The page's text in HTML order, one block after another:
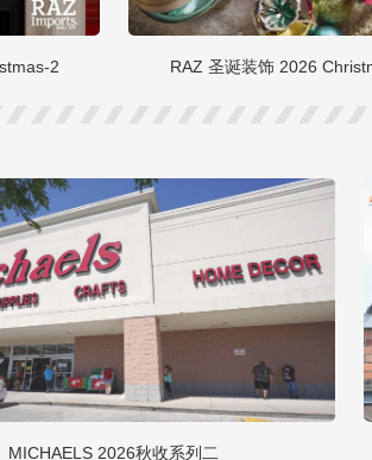
2 RAZ 圣诞装饰 2026
MICHAELS 2026秋收系列二